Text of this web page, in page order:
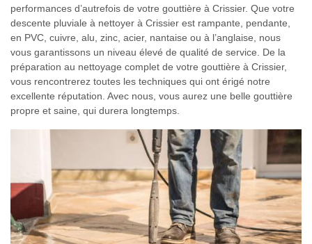
performances d’autrefois de votre gouttière à Crissier. Que votre
descente pluviale à nettoyer à Crissier est rampante, pendante,
en PVC, cuivre, alu, zinc, acier, nantaise ou à l’anglaise, nous
vous garantissons un niveau élevé de qualité de service. De la
préparation au nettoyage complet de votre gouttière à Crissier,
vous rencontrerez toutes les techniques qui ont érigé notre
excellente réputation. Avec nous, vous aurez une belle gouttière
propre et saine, qui durera longtemps.